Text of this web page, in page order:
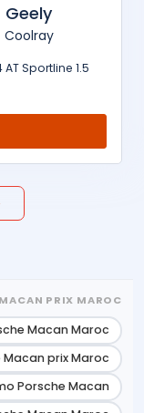
Geely
Coolray
1.5 TD 174 AT Sportline
PRIX MAROC
Macan Maroc
Macan prix Maroc
Porsche Macan